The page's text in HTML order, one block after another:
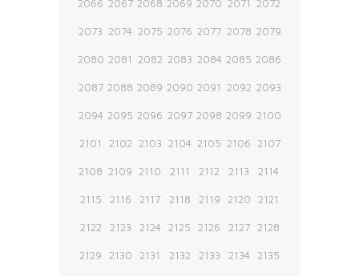
2066 2067 2068 2069 2070 2071 2072
2073 2074 2075 2076 2077 2078 2079
2080 2081 2082 2083 2084 2085 2086
2087 2088 2089 2090 2091 2092 2093
2094 2095 2096 2097 2098 2099 2100
2101 2102 2103 2104 2105 2106 2107
2108 2109 2110 2111 2112 2113 2114
2115 2116 2117 2118 2119 2120 2121
2122 2123 2124 2125 2126 2127 2128
2129 2130 2131 2132 2133 2134 2135